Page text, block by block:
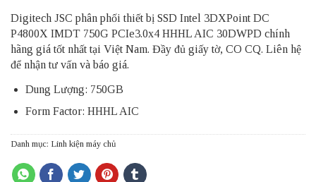
Digitech JSC phân phối thiết bị SSD Intel 3DXPoint DC
P4800X IMDT 750G PCIe3.0x4 HHHL AIC 30DWPD chính
hãng giá tốt nhất tại Việt Nam. Đầy đủ giấy tờ, CO CQ. Liên hệ
để nhận tư vấn và báo giá.
Dung Lượng: 750GB
Form Factor: HHHL AIC
Danh mục: Linh kiện máy chủ